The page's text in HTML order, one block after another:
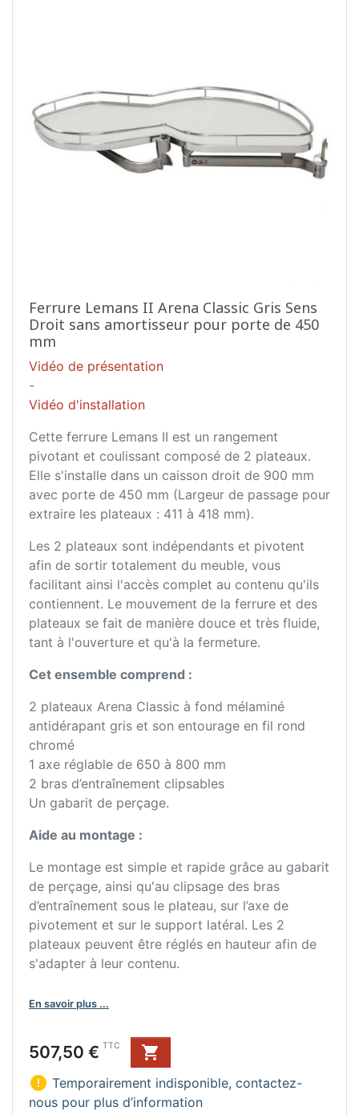
Ferrure Lemans II Arena Classic Gris Sens
Droit sans amortisseur pour porte de 450
mm
Vidéo de présentation
-
Vidéo d'installation
Cette ferrure Lemans II est un rangement
pivotant et coulissant composé de 2 plateaux.
Elle s'installe dans un caisson droit de 900 mm
avec porte de 450 mm (Largeur de passage pour
extraire les plateaux : 411 à 418 mm).
Les 2 plateaux sont indépendants et pivotent
afin de sortir totalement du meuble, vous
facilitant ainsi l'accès complet au contenu qu'ils
contiennent. Le mouvement de la ferrure et des
plateaux se fait de manière douce et très fluide,
tant à l'ouverture et qu'à la fermeture.
Cet ensemble comprend :
2 plateaux Arena Classic à fond mélaminé
antidérapant gris et son entourage en fil rond
chromé
1 axe réglable de 650 à 800 mm
2 bras d’entraînement clipsables
Un gabarit de perçage.
Aide au montage :
Le montage est simple et rapide grâce au gabarit
de perçage, ainsi qu'au clipsage des bras
d’entraînement sous le plateau, sur l’axe de
pivotement et sur le support latéral. Les 2
plateaux peuvent être réglés en hauteur afin de
s'adapter à leur contenu.
En savoir plus ...
Prix
507,50 € TTC

 Temporairement indisponible, contactez-
nous pour plus d’information